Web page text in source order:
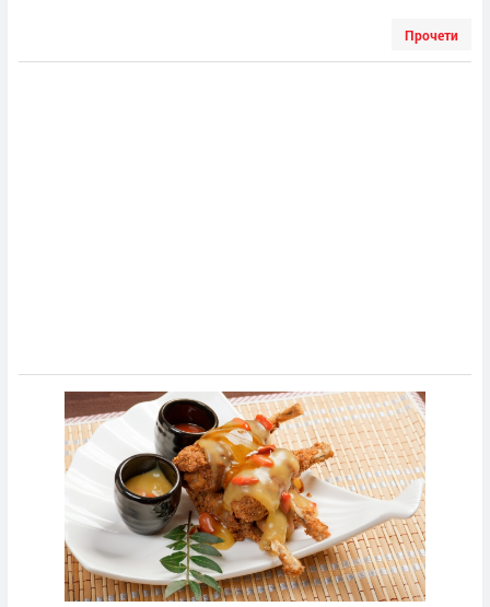
Прочети